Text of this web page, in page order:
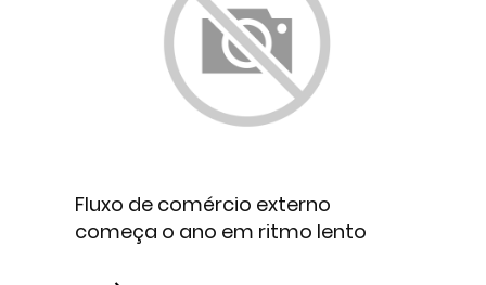
Fluxo de comércio externo
começa o ano em ritmo lento